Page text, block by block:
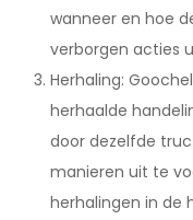
wanneer en hoe
verborgen acties
Herhaling:
herhaalde
door dezelfde
manieren uit te
herhalingen in de